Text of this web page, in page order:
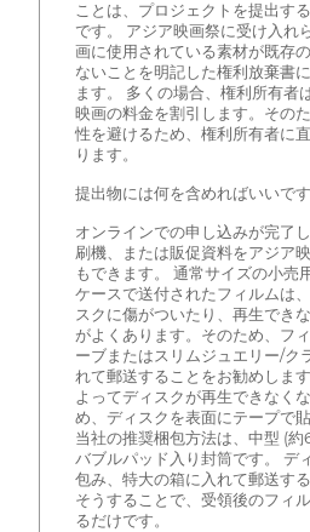
ことは、プロジェクトを提出す
です。 アジア映画祭に受け入れ
画に使用されている素材が既存
ないことを明記した権利放棄書
ます。 多くの場合、権利所有者
映画の料金を割引します。その
性を避けるため、権利所有者に
ります。
提出物には何を含めればいいで
オンラインでの申し込みが完了
刷機、または販促資料をアジア
もできます。 通常サイズの小
ケースで送付されたフィルムは
スクに傷がついたり、再生でき
がよくあります。そのため、フ
ーブまたはスリムジュエリー/ク
れて郵送することをお勧めしま
よってディスクが再生できなく
め、ディスクを表面にテープで
当社の推奨梱包方法は、中型 (
バブルパッド入り封筒です。 デ
包み、特大の箱に入れて郵送す
そうすることで、受領後のフィ
るだけです。